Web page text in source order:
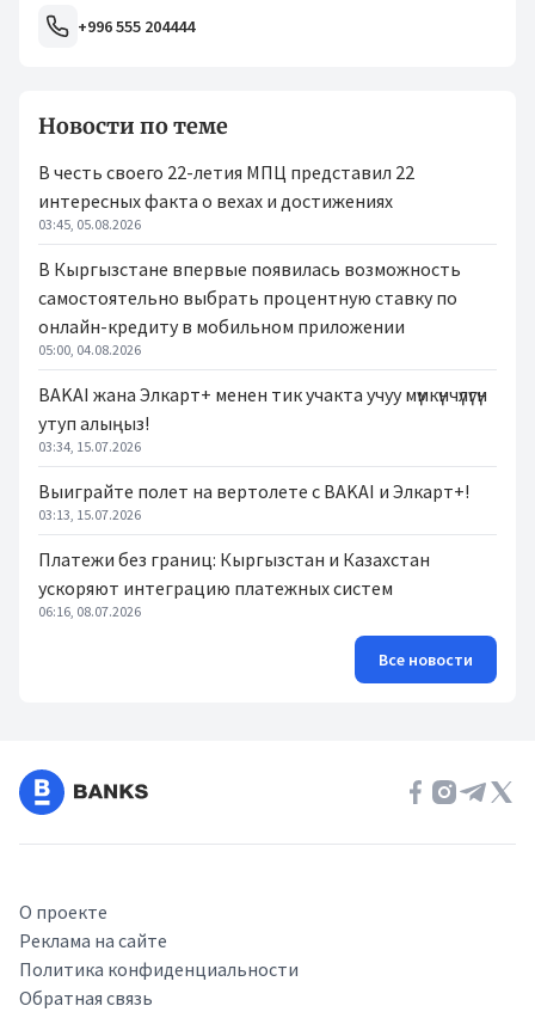
+996 555 204444
Новости по теме
В честь своего 22-летия МПЦ представил 22
интересных факта о вехах и достижениях
03:45, 05.08.2026
В Кыргызстане впервые появилась возможность
самостоятельно выбрать процентную ставку по
онлайн-кредиту в мобильном приложении
05:00, 04.08.2026
BAKAI жана Элкарт+ менен тик учакта учуу мүмкүнчүлүгүн
утуп алыңыз!
03:34, 15.07.2026
Выиграйте полет на вертолете с BAKAI и Элкарт+!
03:13, 15.07.2026
Платежи без границ: Кыргызстан и Казахстан
ускоряют интеграцию платежных систем
06:16, 08.07.2026
Все новости
О проекте
Реклама на сайте
Политика конфиденциальности
Обратная связь